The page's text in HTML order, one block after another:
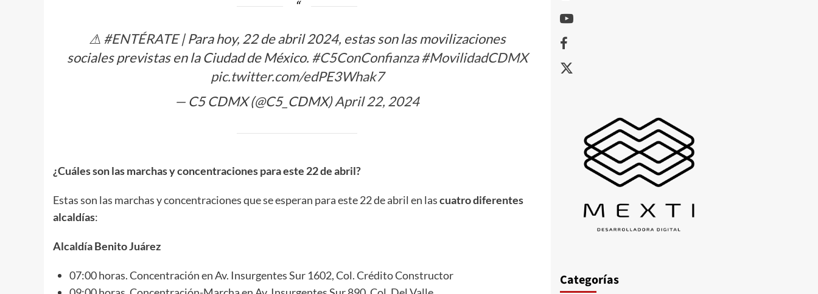
⚠ #ENTÉRATE| Para hoy, 22 de abril 2024, estas son las movilizaciones
sociales previstas en la Ciudad de México. #C5ConConfianza #MovilidadCDMX
pic.twitter.com/edPE3Whak7
— C5 CDMX (@C5_CDMX)April 22, 2024
¿Cuáles son las marchas y concentraciones para este 22 de abril?
Estas son las marchas y concentraciones que se esperan para este 22 de abril en lascuatro diferentes
alcaldías:
Alcaldía Benito Juárez
07:00 horas. Concentración en Av. Insurgentes Sur 1602, Col. Crédito Constructor
Youtube
Facebook
X
Categorías